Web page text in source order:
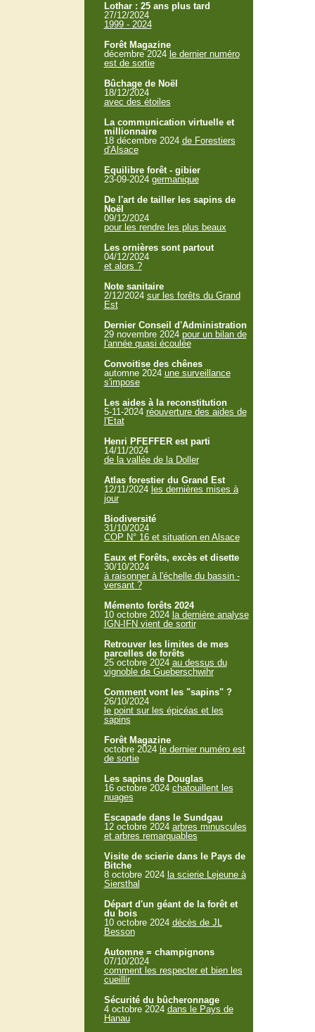
Lothar : 25 ans plus tard
27/12/2024
1999 - 2024
Forêt Magazine
décembre 2024 le dernier numéro
est de sortie
Bûchage de Noël
18/12/2024
avec des étoiles
La communication virtuelle et
millionnaire
18 décembre 2024 de Forestiers
d'Alsace
Equilibre forêt - gibier
23-09-2024 germanique
De l'art de tailler les sapins de
Noël
09/12/2024
pour les rendre les plus beaux
Les ornières sont partout
04/12/2024
et alors ?
Note sanitaire
2/12/2024 sur les forêts du Grand
Est
Dernier Conseil d'Administration
29 novembre 2024 pour un bilan de
l'année quasi écoulée
Convoitise des chênes
automne 2024 une surveillance
s'impose
Les aides à la reconstitution
5-11-2024 réouverture des aides de
l'Etat
Henri PFEFFER est parti
14/11/2024
de la vallée de la Doller
Atlas forestier du Grand Est
12/11/2024 les dernières mises à
jour
Biodiversité
31/10/2024
COP N° 16 et situation en Alsace
Eaux et Forêts, excès et disette
30/10/2024
à raisonner à l'échelle du bassin -
versant ?
Mémento forêts 2024
10 octobre 2024 la dernière analyse
IGN-IFN vient de sortir
Retrouver les limites de mes
parcelles de forêts
25 octobre 2024 au dessus du
vignoble de Gueberschwihr
Comment vont les "sapins" ?
26/10/2024
le point sur les épicéas et les
sapins
Forêt Magazine
octobre 2024 le dernier numéro est
de sortie
Les sapins de Douglas
16 octobre 2024 chatouillent les
nuages
Escapade dans le Sundgau
12 octobre 2024 arbres minuscules
et arbres remarquables
Visite de scierie dans le Pays de
Bitche
8 octobre 2024 la scierie Lejeune à
Siersthal
Départ d'un géant de la forêt et
du bois
10 octobre 2024 décès de JL
Besson
Automne = champignons
07/10/2024
comment les respecter et bien les
cueillir
Sécurité du bûcheronnage
4 octobre 2024 dans le Pays de
Hanau